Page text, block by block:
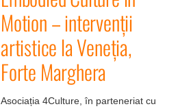
Motion – intervenții
artistice la Veneția,
Forte Marghera
Asociația 4Culture, în parteneriat cu